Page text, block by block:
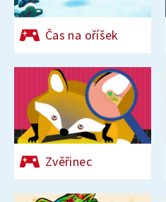
Čas na oříšek
Zvěřinec